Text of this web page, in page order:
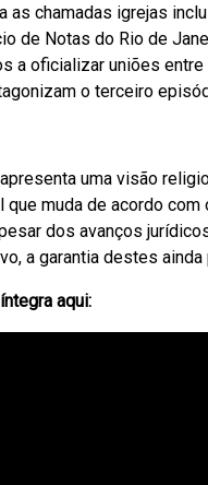
as chamadas igrejas
de Notas do Rio de
a oficializar uniões
o terceiro
uma visão
que muda de acordo
dos avanços
a garantia destes
aqui: